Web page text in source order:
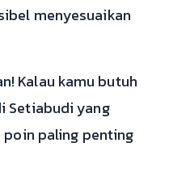
menyesuaikan
Kalau kamu butuh
Setiabudi yang
paling penting